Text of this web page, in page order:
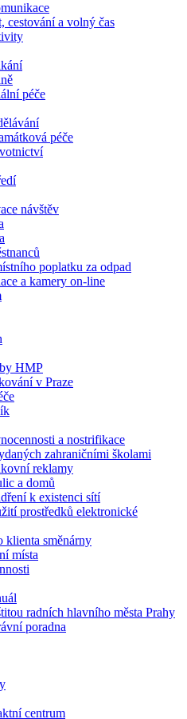
cestování a volný čas
péče
péče
návštěv
poplatku za odpad
a kamery on-line
HMP
v Praze
a nostrifikace
zahraničními školami
reklamy
a domů
k existenci sítí
prostředků elektronické
klienta směnárny
místa
radních hlavního města Prahy
poradna
centrum